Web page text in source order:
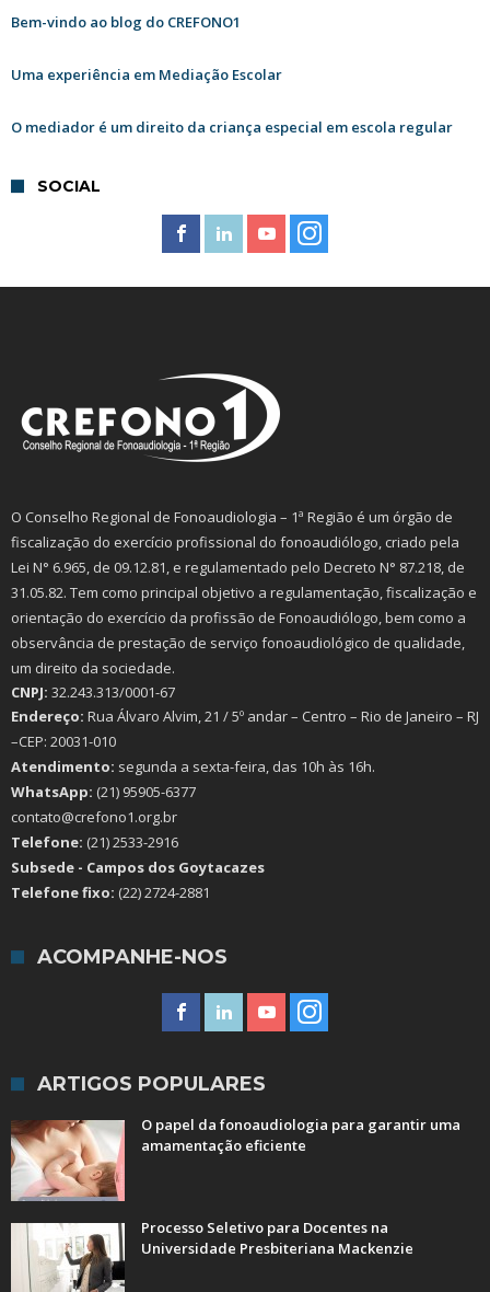
Bem-vindo ao blog do CREFONO1
Uma experiência em Mediação Escolar
O mediador é um direito da criança especial em escola regular
SOCIAL
O Conselho Regional de Fonoaudiologia – 1ª Região é um órgão de
fiscalização do exercício profissional do fonoaudiólogo, criado pela
Lei N° 6.965, de 09.12.81, e regulamentado pelo Decreto N° 87.218, de
31.05.82. Tem como principal objetivo a regulamentação, fiscalização e
orientação do exercício da profissão de Fonoaudiólogo, bem como a
observância de prestação de serviço fonoaudiológico de qualidade,
um direito da sociedade.
CNPJ: 32.243.313/0001-67
Endereço: Rua Álvaro Alvim, 21 / 5º andar – Centro – Rio de Janeiro – RJ
–CEP: 20031-010
Atendimento: segunda a sexta-feira, das 10h às 16h.
WhatsApp: (21) 95905-6377
contato@crefono1.org.br
Telefone: (21) 2533-2916
Subsede - Campos dos Goytacazes
Telefone fixo: (22) 2724-2881
ACOMPANHE-NOS
ARTIGOS POPULARES
O papel da fonoaudiologia para garantir uma
amamentação eficiente
Processo Seletivo para Docentes na
Universidade Presbiteriana Mackenzie